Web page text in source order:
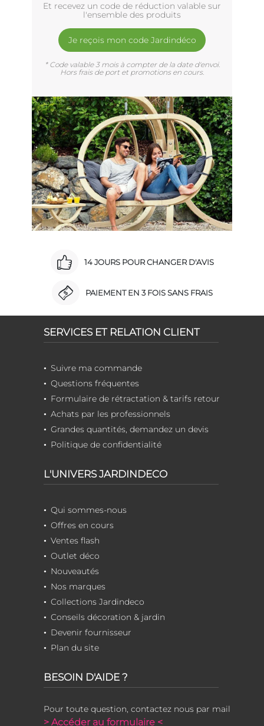
Et recevez un code de réduction valable sur
l'ensemble des produits
Je reçois mon code Jardindéco
* Code valable 3 mois à compter de la date d'envoi.
Hors frais de port et promotions en cours.
14 JOURS POUR CHANGER D'AVIS
PAIEMENT EN 3 FOIS SANS FRAIS
SERVICES ET RELATION CLIENT
Suivre ma commande
Questions fréquentes
Formulaire de rétractation & tarifs retour
Achats par les professionnels
Grandes quantités, demandez un devis
Politique de confidentialité
L'UNIVERS JARDINDECO
Qui sommes-nous
Offres en cours
Ventes flash
Outlet déco
Nouveautés
Nos marques
Collections Jardindeco
Conseils décoration & jardin
Devenir fournisseur
Plan du site
BESOIN D'AIDE ?
Pour toute question, contactez nous par mail
> Accéder au formulaire <